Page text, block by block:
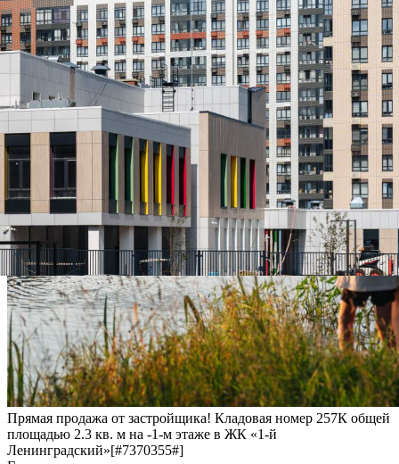
Прямая продажа от застройщика! Кладовая номер 257К общей
площадью 2.3 кв. м на -1-м этаже в ЖК «1-й
Ленинградский»[#7370355#]